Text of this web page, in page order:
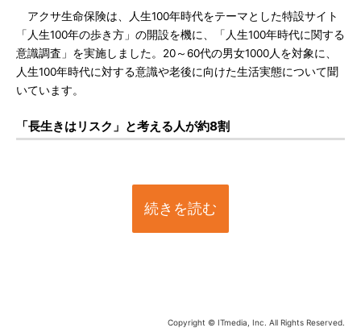
アクサ生命保険は、人生100年時代をテーマとした特設サイト
「人生100年の歩き方」の開設を機に、「人生100年時代に関する
意識調査」を実施しました。20～60代の男女1000人を対象に、
人生100年時代に対する意識や老後に向けた生活実態について聞
いています。
「長生きはリスク」と考える人が約8割
続きを読む
Copyright © ITmedia, Inc. All Rights Reserved.